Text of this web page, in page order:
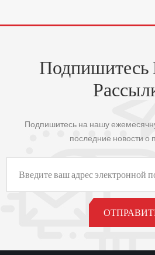
Подпишитесь на нашу
последние новости о